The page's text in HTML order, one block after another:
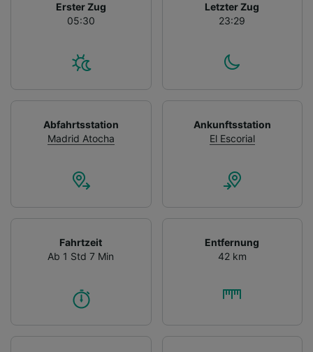
Erster Zug
05:30
Letzter Zug
23:29
Abfahrtsstation
Madrid Atocha
Ankunftsstation
El Escorial
Fahrtzeit
Ab 1 Std 7 Min
Entfernung
42 km